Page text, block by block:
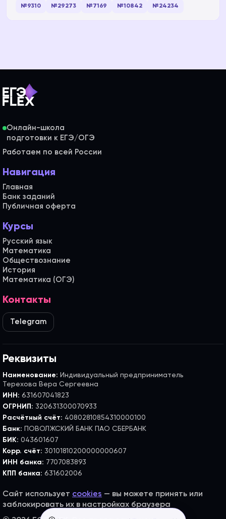
№9310 №29273 №7169 №10842 №24234
Онлайн-школа
Работаем по всей России
Навигация
Главная
Банк заданий
Публичная оферта
Курсы
Русский язык
Математика
Обществознание
История
Математика (ОГЭ)
Контакты
Telegram
Реквизиты
Наименование: Индивидуальный предприниматель
Терехова Вера Сергеевна
ИНН: 631607041823
ОГРНИП: 320631300070933
Расчётный счёт: 40802810854310000100
Банк: ПОВОЛЖСКИЙ БАНК ПАО СБЕРБАНК
БИК: 043601607
Корр. счёт: 30101810200000000607
ИНН банка: 7707083893
КПП банка: 631602006
Сайт использует cookies — вы можете принять или
заблокировать их в настройках браузера